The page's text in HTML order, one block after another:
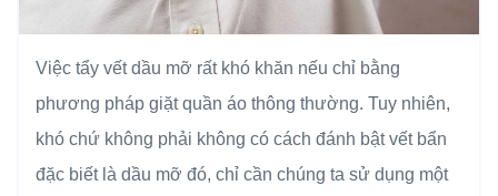
Việc tẩy vết dầu mỡ rất khó khăn nếu chỉ bằng
phương pháp giặt quần áo thông thường. Tuy nhiên,
khó chứ không phải không có cách đánh bật vết bẩn
đặc biết là dầu mỡ đó, chỉ cần chúng ta sử dụng một